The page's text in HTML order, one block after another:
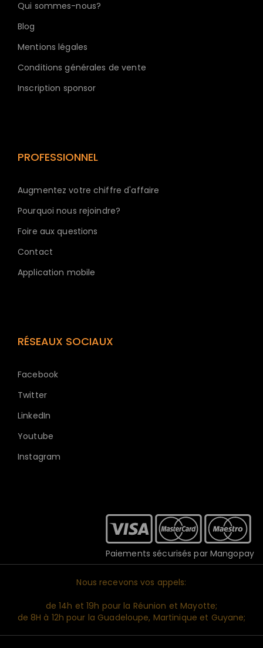
Qui sommes-nous?
Blog
Mentions légales
Conditions générales de vente
Inscription sponsor
PROFESSIONNEL
Augmentez votre chiffre d'affaire
Pourquoi nous rejoindre?
Foire aux questions
Contact
Application mobile
RÉSEAUX SOCIAUX
Facebook
Twitter
LinkedIn
Youtube
Instagram
Paiements sécurisés par Mangopay
Nous recevons vos appels:
de 14h et 19h pour la Réunion et Mayotte;
de 8H à 12h pour la Guadeloupe, Martinique et Guyane;